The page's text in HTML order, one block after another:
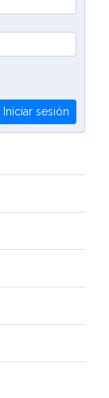
Iniciar sesión